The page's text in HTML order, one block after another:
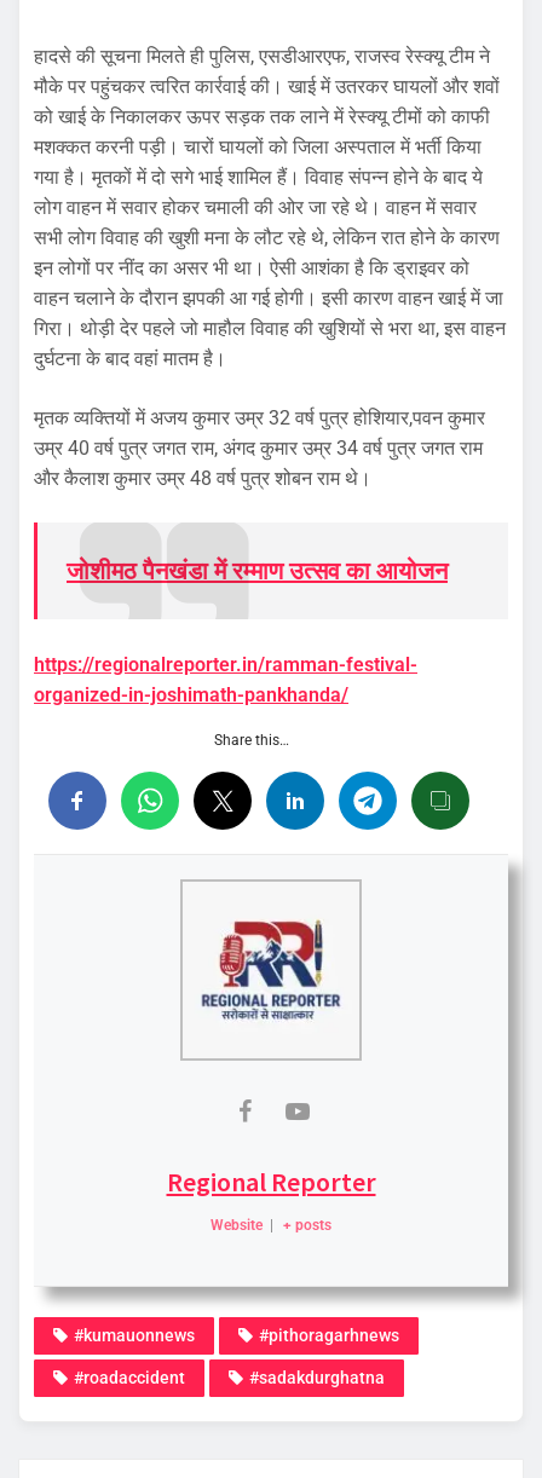
हादसे की सूचना मिलते ही पुलिस, एसडीआरएफ, राजस्व रेस्क्यू टीम ने
मौके पर पहुंचकर त्वरित कार्रवाई की। खाई में उतरकर घायलों और शवों
को खाई के निकालकर ऊपर सड़क तक लाने में रेस्क्यू टीमों को काफी
मशक्कत करनी पड़ी। चारों घायलों को जिला अस्पताल में भर्ती किया
गया है। मृतकों में दो सगे भाई शामिल हैं। विवाह संपन्न होने के बाद ये
लोग वाहन में सवार होकर चमाली की ओर जा रहे थे। वाहन में सवार
सभी लोग विवाह की खुशी मना के लौट रहे थे, लेकिन रात होने के कारण
इन लोगों पर नींद का असर भी था। ऐसी आशंका है कि ड्राइवर को
वाहन चलाने के दौरान झपकी आ गई होगी। इसी कारण वाहन खाई में जा
गिरा। थोड़ी देर पहले जो माहौल विवाह की खुशियों से भरा था, इस वाहन
दुर्घटना के बाद वहां मातम है।
मृतक व्यक्तियों में अजय कुमार उम्र 32 वर्ष पुत्र होशियार,पवन कुमार
उम्र 40 वर्ष पुत्र जगत राम, अंगद कुमार उम्र 34 वर्ष पुत्र जगत राम
और कैलाश कुमार उम्र 48 वर्ष पुत्र शोबन राम थे।
जोशीमठ पैनखंडा में रम्माण उत्सव का आयोजन
https://regionalreporter.in/ramman-festival-
organized-in-joshimath-pankhanda/
Share this…
Regional Reporter
Website + posts
#kumauonnews #pithoragarhnews
#roadaccident #sadakdurghatna